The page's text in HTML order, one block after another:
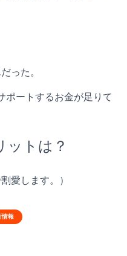
った。
ポートするお金が足りて
ットは？
愛します。）
情報